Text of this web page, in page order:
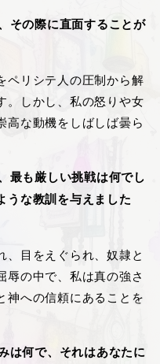
その際に直面することが
ペリシテ人の圧制から解
。しかし、私の怒りや女
高な動機をしばしば曇ら
最も厳しい挑戦は何でし
うな教訓を与えました
、目をえぐられ、奴隷と
辱の中で、私は真の強さ
神への信頼にあることを
は何で、それはあなたに